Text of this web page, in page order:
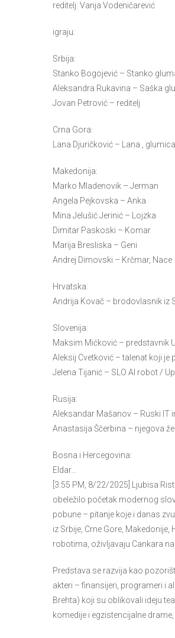
reditelj: Vanja Vodeničarević
igraju:
Srbija:
Stanko Bogojević – Stanko
Aleksandra Rukavina – Saška
Jovan Petrović – reditelj
Crna Gora:
Lana Djuričković – Lana ,
Makedonija:
Marko Mladenovik – Jerman
Angela Pejkovska – Anka
Mina Jelušić Jerinić – Lojzka
Dimitar Paskoski – Komar
Marija Bresliska – Geni
Andrej Dimovski – Krčmar, Nace
Hrvatska:
Andrija Kovač – brodovlasnik iz
Slovenija:
Maksim Mićković – predstavnik
Aleksij Cvetković – talenat koji
Jelena Tijanić – SLO AI robot /
Rusija:
Aleksandar Mašanov – Ruski IT
Anastasija Ščerbina – njegova
Bosna i Hercegovina:
Eldar…
[3:55 PM, 8/22/2025] Ljubisa
obeležilo početak modernog
pobune – pitanje koje i danas
iz Srbije, Crne Gore,
robotima, oživljavaju Cankara
Predstava se razvija kao
akteri – finansijeri, programeri i
Brehta) koji su oblikovali ideju
komedije i egzistencijalne